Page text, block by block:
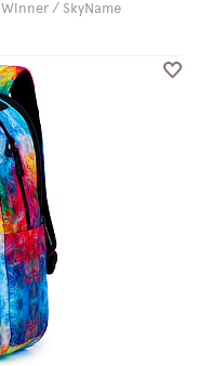
Winner / SkyName